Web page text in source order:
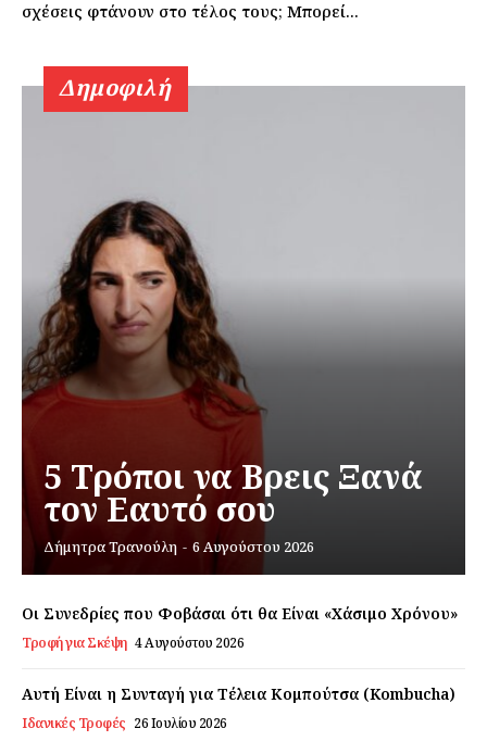
Εγγραφείτε τώρα!
Daily Food
Σχετικά με εμάς
Αποποίηση Ευθυνών
Ο λογαριασμός μου
Επικοινωνία
σχέσεις φτάνουν στο τέλος τους; Μπορεί...
Δημοφιλή
5 Τρόποι να Βρεις Ξανά
τον Εαυτό σου
Δήμητρα Τρανούλη - 6 Αυγούστου 2026
Οι Συνεδρίες που Φοβάσαι ότι θα Είναι «Χάσιμο Χρόνου»
Τροφή για Σκέψη 4 Αυγούστου 2026
Αυτή Είναι η Συνταγή για Τέλεια Κομπούτσα (Kombucha)
Ιδανικές Τροφές 26 Ιουλίου 2026